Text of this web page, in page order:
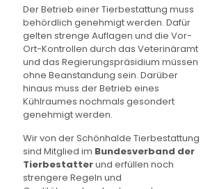
Der Betrieb einer Tierbestattung muss
behördlich genehmigt werden. Dafür
gelten strenge Auflagen und die Vor-
Ort-Kontrollen durch das Veterinäramt
und das Regierungspräsidium müssen
ohne Beanstandung sein. Darüber
hinaus muss der Betrieb eines
Kühlraumes nochmals gesondert
genehmigt werden.
Wir von der Schönhalde Tierbestattung
sind Mitglied im Bundesverband der
Tierbestatterund erfüllen noch
strengere Regeln und